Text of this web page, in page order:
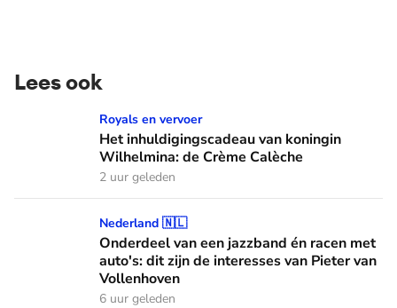
Lees ook
Het inhuldigingscadeau van koningin Wilhelmina: de
Royals en vervoer
Het inhuldigingscadeau van koningin
Wilhelmina: de Crème Calèche
2 uur geleden
Onderdeel van een jazzband én racen met auto's: dit zijn
Nederland 🇳🇱
Onderdeel van een jazzband én racen met
auto's: dit zijn de interesses van Pieter van
Vollenhoven
6 uur geleden